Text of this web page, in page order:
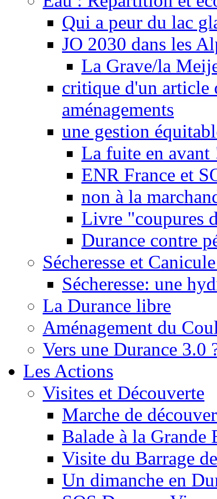
Qui a peur du lac
JO 2030 dans les
La Grave/la
critique d'un article
aménagements
une gestion
La fuite en avant
ENR France et
non à la
Livre "coupures
Durance contre
Sécheresse et
Sécheresse: une
La Durance libre
Aménagement du
Vers une Durance 3.0
Les Actions
Visites et Découverte
Marche de
Balade à la Grande
Visite du Barrage
Un dimanche en